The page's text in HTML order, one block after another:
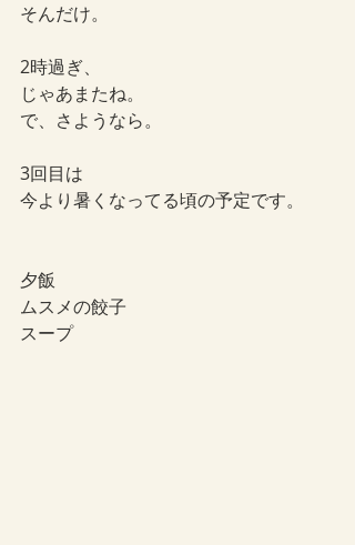
そんだけ。
2時過ぎ、
じゃあまたね。
で、さようなら。
3回目は
今より暑くなってる頃の予定です。
夕飯
ムスメの餃子
スープ